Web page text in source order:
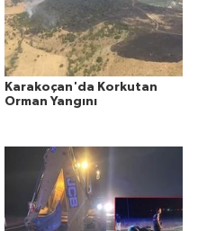
Karakoçan'da Korkutan
Orman Yangını